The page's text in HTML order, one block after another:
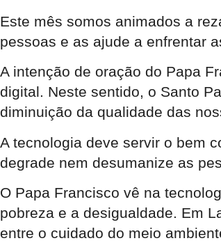
Este mês somos animados a
pessoas e as ajude a enfrentar
A intenção de oração do Papa
digital. Neste sentido, o Santo
diminuição da qualidade das
A tecnologia deve servir o bem
degrade nem desumanize as
O Papa Francisco vê na
pobreza e a desigualdade. Em
entre o cuidado do meio